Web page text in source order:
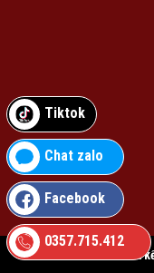
Thiết
Tiktok
Chat zalo
Facebook
0357.715.412